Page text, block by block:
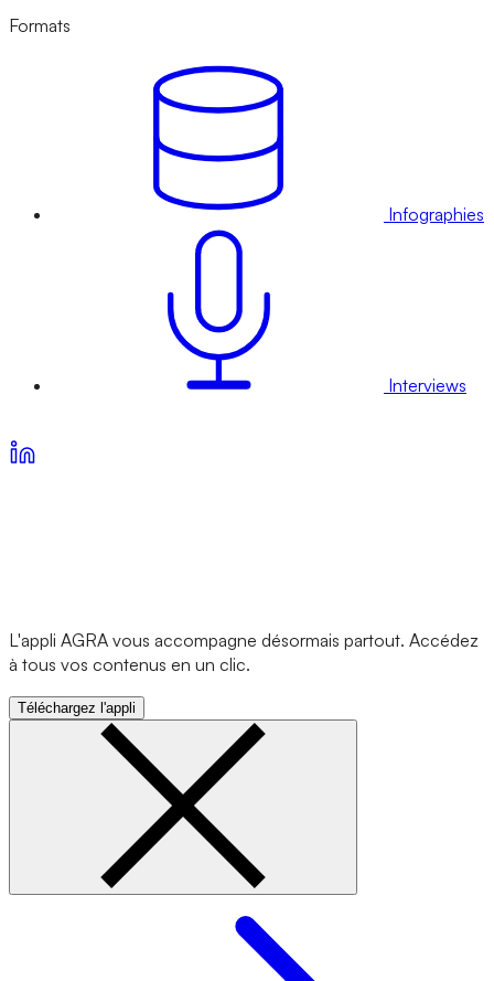
Formats
Infographies
Interviews
L'appli AGRA vous accompagne désormais partout. Accédez
à tous vos contenus en un clic.
Téléchargez l'appli